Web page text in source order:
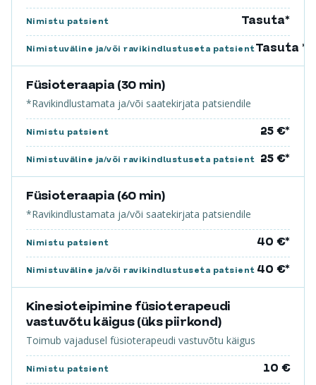
Nimistu patsient Tasuta*
Nimistuväline ja/või ravikindlustuseta patsientTasuta *
Füsioteraapia (30 min)
*Ravikindlustamata ja/või saatekirjata patsiendile
Nimistu patsient 25 €*
Nimistuväline ja/või ravikindlustuseta patsient 25 €*
Füsioteraapia (60 min)
*Ravikindlustamata ja/või saatekirjata patsiendile
Nimistu patsient 40 €*
Nimistuväline ja/või ravikindlustuseta patsient 40 €*
Kinesioteipimine füsioterapeudi
vastuvõtu käigus (üks piirkond)
Toimub vajadusel füsioterapeudi vastuvõtu käigus
Nimistu patsient 10 €